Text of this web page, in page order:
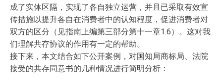
成了实体区隔，实现了各自独立运营，并且已采取有效宣
传措施以提升各自在消费者中的认知程度，促进消费者对
双方的区分（见指南上编第三部分第十一章1.6）。这对我
们理解共存协议的作用有一定的帮助。
接下来，本文结合如下公开案例，对国知局商标局、法院
接受的共存同意书的几种情况进行简明分析：